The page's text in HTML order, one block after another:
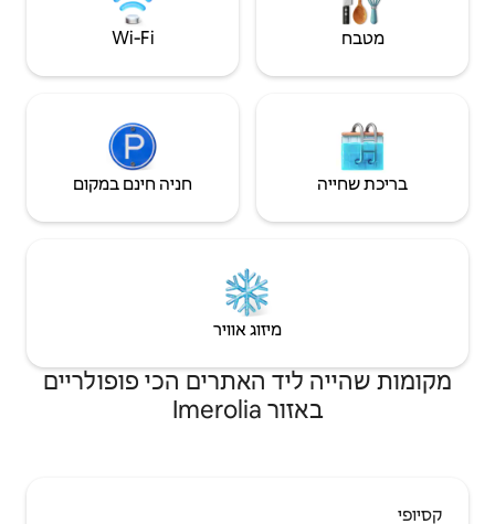
Wi‑Fi
חניה חינם במקום
הכי פופולריים